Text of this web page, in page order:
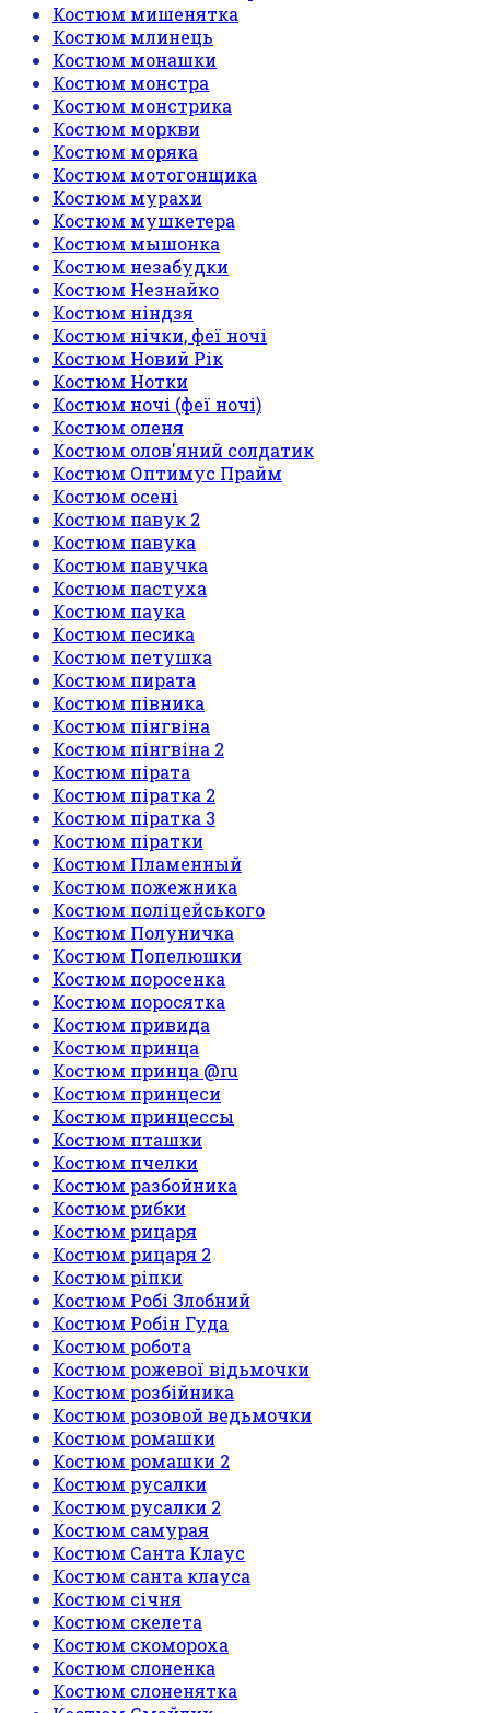
Костюм мишенятка
Костюм млинець
Костюм монашки
Костюм монстра
Костюм монстрика
Костюм моркви
Костюм моряка
Костюм мотогонщика
Костюм мурахи
Костюм мушкетера
Костюм мышонка
Костюм незабудки
Костюм Незнайко
Костюм ніндзя
Костюм нічки, феї ночі
Костюм Новий Рік
Костюм Нотки
Костюм ночі (феї ночі)
Костюм оленя
Костюм олов'яний солдатик
Костюм Оптимус Прайм
Костюм осені
Костюм павук 2
Костюм павука
Костюм павучка
Костюм пастуха
Костюм паука
Костюм песика
Костюм петушка
Костюм пирата
Костюм півника
Костюм пінгвіна
Костюм пінгвіна 2
Костюм пірата
Костюм піратка 2
Костюм піратка 3
Костюм піратки
Костюм Пламенный
Костюм пожежника
Костюм поліцейського
Костюм Полуничка
Костюм Попелюшки
Костюм поросенка
Костюм поросятка
Костюм привида
Костюм принца
Костюм принца @ru
Костюм принцеси
Костюм принцессы
Костюм пташки
Костюм пчелки
Костюм разбойника
Костюм рибки
Костюм рицаря
Костюм рицаря 2
Костюм ріпки
Костюм Робі Злобний
Костюм Робін Гуда
Костюм робота
Костюм рожевої відьмочки
Костюм розбійника
Костюм розовой ведьмочки
Костюм ромашки
Костюм ромашки 2
Костюм русалки
Костюм русалки 2
Костюм самурая
Костюм Санта Клаус
Костюм санта клауса
Костюм січня
Костюм скелета
Костюм скомороха
Костюм слоненка
Костюм слоненятка